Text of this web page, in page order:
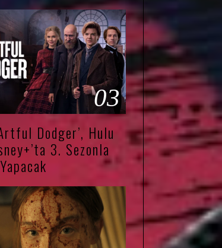
03
Dodger’, Hulu
3. Sezonla